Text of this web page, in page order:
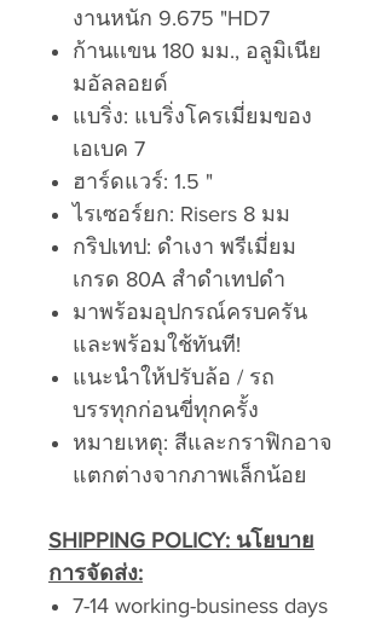
งานหนัก 9.675 "HD7
ก้านเเขน 180 มม., อลูมิเนีย
มอัลลอยด์
แบริ่ง: แบริ่งโครเมี่ยมของ
เอเบค 7
ฮาร์ดแวร์: 1.5 "
ไรเซอร์ยก: Risers 8 มม
กริปเทป: ดำเงา พรีเมี่ยม
เกรด 80A สำดำเทปดำ
มาพร้อมอุปกรณ์ครบครัน
และพร้อมใช้ทันที!
แนะนำให้ปรับล้อ / รถ
บรรทุกก่อนขี่ทุกครั้ง
หมายเหตุ: สีและกราฟิกอาจ
แตกต่างจากภาพเล็กน้อย
SHIPPING POLICY: นโยบาย
การจัดส่ง:
7-14 working-business days